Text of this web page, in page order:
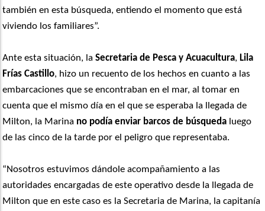
también en esta búsqueda, entiendo el momento que está
viviendo los familiares”.
Ante esta situación, laSecretaria de Pesca y Acuacultura, Lila
Frías Castillo, hizo un recuento de los hechos en cuanto a las
embarcaciones que se encontraban en el mar, al tomar en
cuenta que el mismo día en el que se esperaba la llegada de
Milton, la Marina no podía enviar barcos de búsqueda luego
de las cinco de la tarde por el peligro que representaba.
“Nosotros estuvimos dándole acompañamiento a las
autoridades encargadas de este operativo desde la llegada de
Milton que en este caso es la Secretaria de Marina, la capitanía